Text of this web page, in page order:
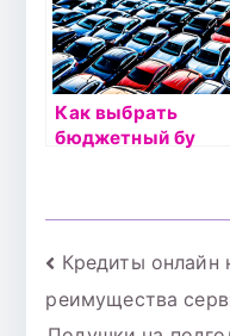
Как выбрать
бюджетный бу
по
Кредиты онлайн
реимущества